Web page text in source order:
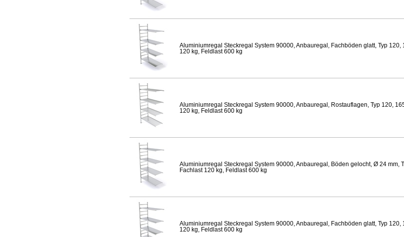
Aluminiumregal Steckregal System 90000, Anbauregal, Fachböden glatt, Typ
120 kg, Feldlast 600 kg
Aluminiumregal Steckregal System 90000, Anbauregal, Rostauflagen, Typ 120,
120 kg, Feldlast 600 kg
Aluminiumregal Steckregal System 90000, Anbauregal, Böden gelocht, Ø 24 mm,
Fachlast 120 kg, Feldlast 600 kg
Aluminiumregal Steckregal System 90000, Anbauregal, Fachböden glatt, Typ
120 kg, Feldlast 600 kg